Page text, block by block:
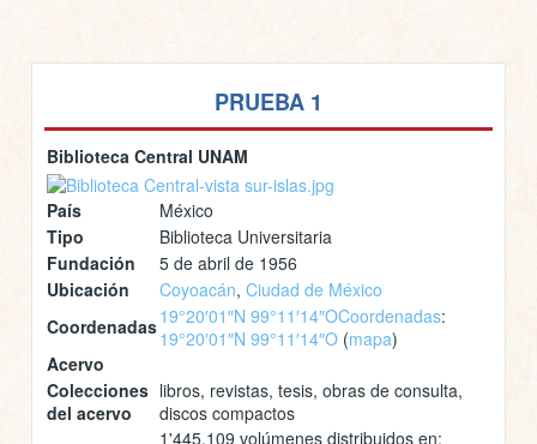
PRUEBA 1
Biblioteca Central UNAM
País
México
Tipo
Biblioteca Universitaria
Fundación
5 de abril de 1956
Ubicación
Coyoacán, Ciudad de México
Coordenadas19°20′01″N 99°11′14″OCoordenadas:
19°20′01″N 99°11′14″O (mapa)
Acervo
Colecciones
del acervo
libros, revistas, tesis, obras de consulta,
discos compactos
1'445,109 volúmenes distribuidos en: